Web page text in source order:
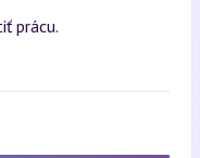
prácu.